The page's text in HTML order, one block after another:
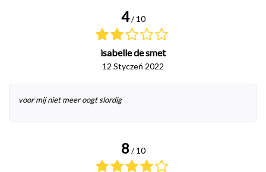
4 / 10
isabelle de smet
12 Styczeń 2022
voor mij niet meer oogt slordig
8 / 10